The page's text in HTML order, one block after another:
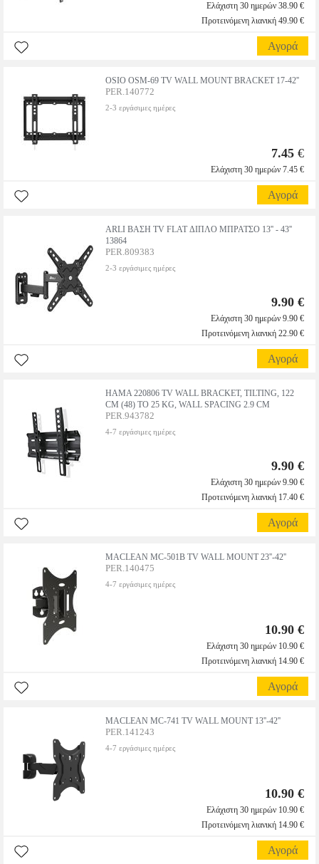
Ελάχιστη 30 ημερών 38.90 €
Προτεινόμενη λιανική 49.90 €
Αγορά
OSIO OSM-69 TV WALL MOUNT BRACKET 17-42''
PER.140772
2-3 εργάσιμες ημέρες
7.45 €
Ελάχιστη 30 ημερών 7.45 €
Αγορά
ARLI ΒΑΣΗ TV FLAT ΔΙΠΛΟ ΜΠΡΑΤΣΟ 13'' - 43''
13864
PER.809383
2-3 εργάσιμες ημέρες
9.90 €
Ελάχιστη 30 ημερών 9.90 €
Προτεινόμενη λιανική 22.90 €
Αγορά
HAMA 220806 TV WALL BRACKET, TILTING, 122
CM (48) TO 25 KG, WALL SPACING 2.9 CM
PER.943782
4-7 εργάσιμες ημέρες
9.90 €
Ελάχιστη 30 ημερών 9.90 €
Προτεινόμενη λιανική 17.40 €
Αγορά
MACLEAN MC-501B TV WALL MOUNT 23''-42''
PER.140475
4-7 εργάσιμες ημέρες
10.90 €
Ελάχιστη 30 ημερών 10.90 €
Προτεινόμενη λιανική 14.90 €
Αγορά
MACLEAN MC-741 TV WALL MOUNT 13''-42''
PER.141243
4-7 εργάσιμες ημέρες
10.90 €
Ελάχιστη 30 ημερών 10.90 €
Προτεινόμενη λιανική 14.90 €
Αγορά